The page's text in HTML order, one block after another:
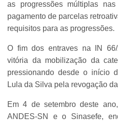
as progressões múltiplas
pagamento de parcelas
requisitos para as progressões.
O fim dos entraves na IN
vitória da mobilização da
pressionando desde o início
Lula da Silva pela revogação
Em 4 de setembro deste
ANDES-SN e o Sinasefe,